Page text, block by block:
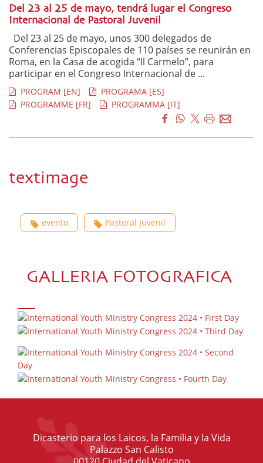
Del 23 al 25 de mayo, tendrá lugar el Congreso
Internacional de Pastoral Juvenil
Del 23 al 25 de mayo, unos 300 delegados de
Conferencias Episcopales de 110 países se reunirán en
Roma, en la Casa de acogida “Il Carmelo”, para
participar en el Congreso Internacional de ...
PROGRAM [EN]
PROGRAMA [ES]
PROGRAMME [FR]
PROGRAMMA [IT]
textimage
evento Pastoral Juvenil
GALLERIA FOTOGRAFICA
Dicasterio para los Laicos, la Familia y la Vida
Palazzo San Calisto